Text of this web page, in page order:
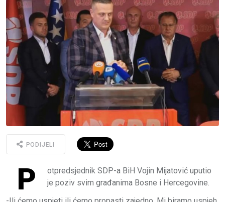
PODIJELI
P
otpredsjednik SDP-a BiH Vojin Mijatović uputio
je poziv svim građanima Bosne i Hercegovine.